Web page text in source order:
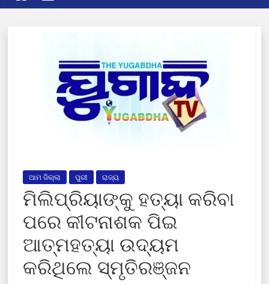
ଆମ ଜିଲ୍ଲା ପୁରୀ ରାଜ୍ୟ
ମିଲିପ୍ରିୟାଙ୍କୁ ହତ୍ୟା କରିବା
ପରେ କୀଟନାଶକ ପିଇ
ଆତ୍ମହତ୍ୟା ଉଦ୍ୟମ
କରିଥିଲେ ସ୍ମୃତିରଞ୍ଜନ